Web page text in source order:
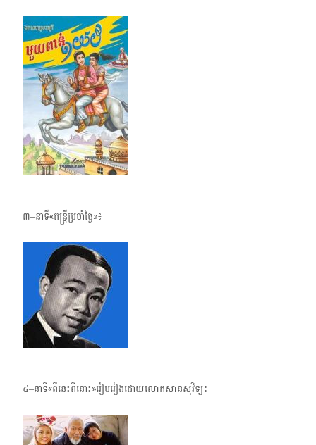
៣–នាទី«តន្ត្រីប្រចាំថ្ងៃ»៖
៤–នាទី«ពីនេះពីនោះ»រៀបរៀងដោយលោកសានសុវិទ្យ៖